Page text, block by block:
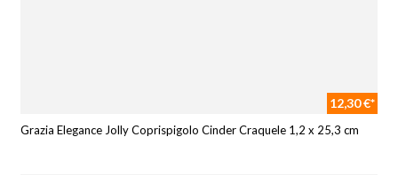
12,30 €*
Grazia Elegance Jolly Coprispigolo Cinder Craquele 1,2 x 25,3 cm